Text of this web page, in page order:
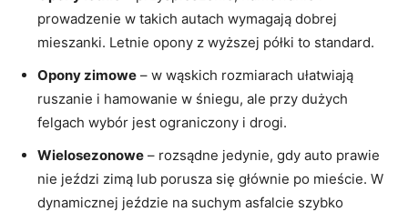
prowadzenie w takich autach wymagają dobrej
mieszanki. Letnie opony z wyższej półki to standard.
Opony zimowe – w wąskich rozmiarach ułatwiają
ruszanie i hamowanie w śniegu, ale przy dużych
felgach wybór jest ograniczony i drogi.
Wielosezonowe – rozsądne jedynie, gdy auto prawie
nie jeździ zimą lub porusza się głównie po mieście. W
dynamicznej jeździe na suchym asfalcie szybko